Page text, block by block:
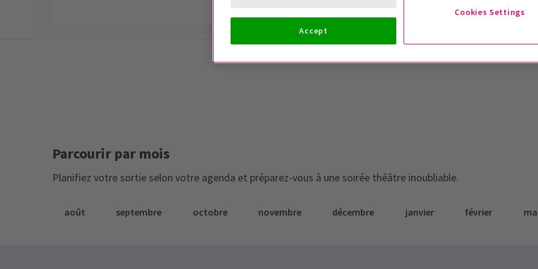
Désolé, mais BOMBAY DREAMS est
Parcourir par mois
Planifiez votre sortie selon votre agenda et préparez-vous à une soirée théâtre inoubliable.
août septembre octobre novembre décembre janvier février
Cookies Settings
Accept